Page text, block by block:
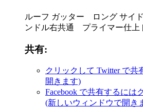
ルーフ ガッター ロング サイ
ンドル右共通 プライマー仕
共有:
クリックして Twitter で共
開きます)
Facebook で共有するには
(新しいウィンドウで開き